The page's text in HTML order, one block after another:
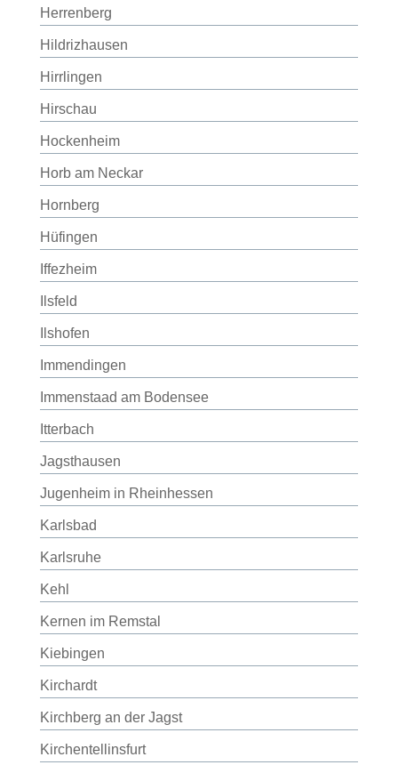
Herrenberg
Hildrizhausen
Hirrlingen
Hirschau
Hockenheim
Horb am Neckar
Hornberg
Hüfingen
Iffezheim
Ilsfeld
Ilshofen
Immendingen
Immenstaad am Bodensee
Itterbach
Jagsthausen
Jugenheim in Rheinhessen
Karlsbad
Karlsruhe
Kehl
Kernen im Remstal
Kiebingen
Kirchardt
Kirchberg an der Jagst
Kirchentellinsfurt